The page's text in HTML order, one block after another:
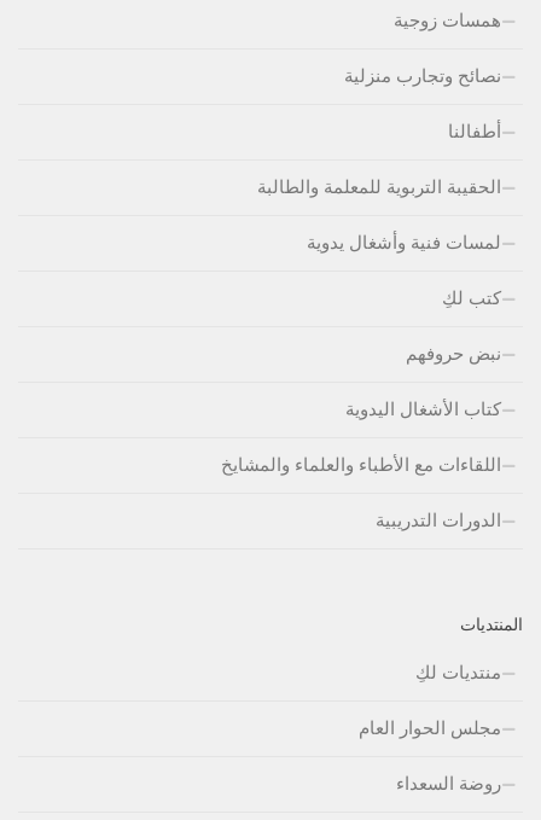
همسات زوجية
نصائح وتجارب منزلية
أطفالنا
الحقيبة التربوية للمعلمة والطالبة
لمسات فنية وأشغال يدوية
كتب لكِ
نبض حروفهم
كتاب الأشغال اليدوية
اللقاءات مع الأطباء والعلماء والمشايخ
الدورات التدريبية
المنتديات
منتديات لكِ
مجلس الحوار العام
روضة السعداء